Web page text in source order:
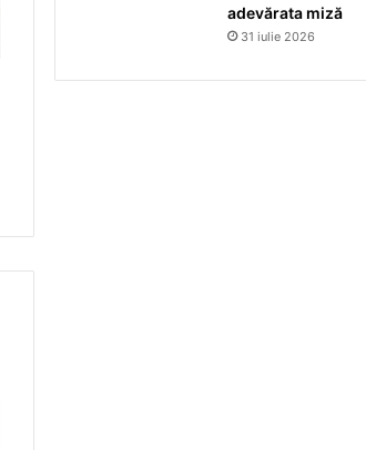
adevărata miză
31 iulie 2026